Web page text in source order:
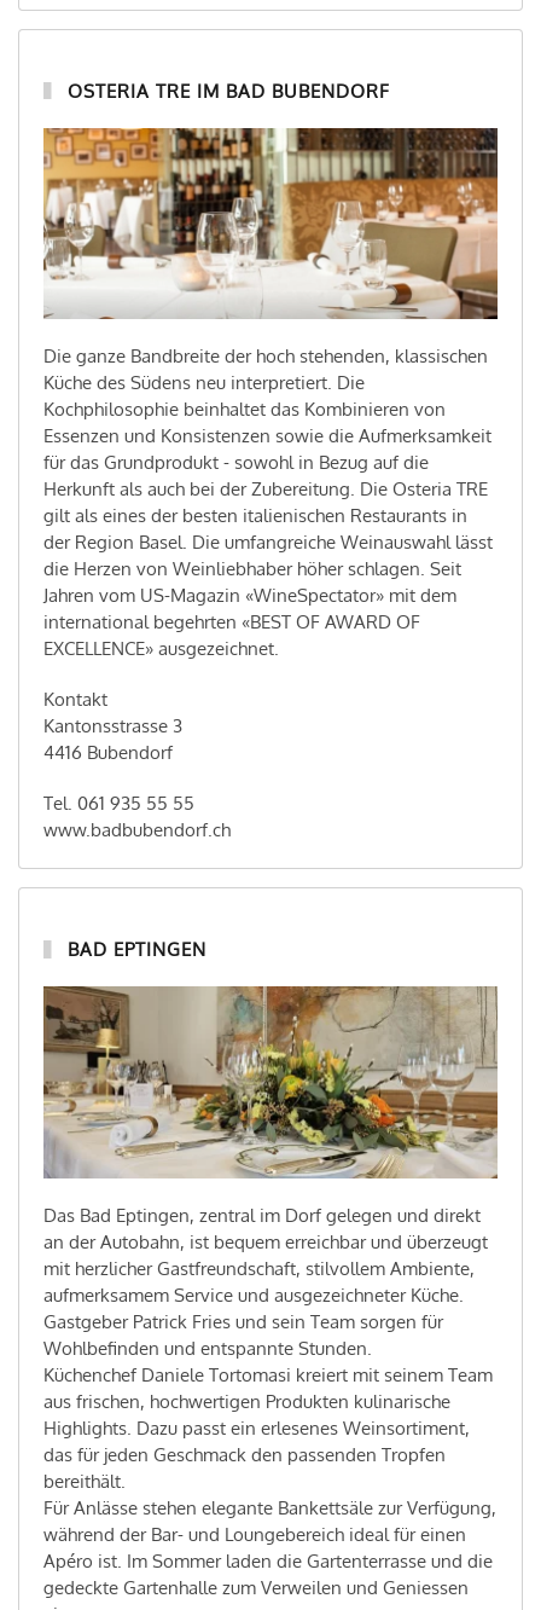
OSTERIA TRE IM BAD BUBENDORF
Die ganze Bandbreite der hoch stehenden, klassischen
Küche des Südens neu interpretiert. Die
Kochphilosophie beinhaltet das Kombinieren von
Essenzen und Konsistenzen sowie die Aufmerksamkeit
für das Grundprodukt - sowohl in Bezug auf die
Herkunft als auch bei der Zubereitung. Die Osteria TRE
gilt als eines der besten italienischen Restaurants in
der Region Basel. Die umfangreiche Weinauswahl lässt
die Herzen von Weinliebhaber höher schlagen. Seit
Jahren vom US-Magazin «WineSpectator» mit dem
international begehrten «BEST OF AWARD OF
EXCELLENCE» ausgezeichnet.
Kontakt
Kantonsstrasse 3
4416 Bubendorf
Tel. 061 935 55 55
www.badbubendorf.ch
BAD EPTINGEN
Das Bad Eptingen, zentral im Dorf gelegen und direkt
an der Autobahn, ist bequem erreichbar und überzeugt
mit herzlicher Gastfreundschaft, stilvollem Ambiente,
aufmerksamem Service und ausgezeichneter Küche.
Gastgeber Patrick Fries und sein Team sorgen für
Wohlbefinden und entspannte Stunden.
Küchenchef Daniele Tortomasi kreiert mit seinem Team
aus frischen, hochwertigen Produkten kulinarische
Highlights. Dazu passt ein erlesenes Weinsortiment,
das für jeden Geschmack den passenden Tropfen
bereithält.
Für Anlässe stehen elegante Bankettsäle zur Verfügung,
während der Bar- und Loungebereich ideal für einen
Apéro ist. Im Sommer laden die Gartenterrasse und die
gedeckte Gartenhalle zum Verweilen und Geniessen